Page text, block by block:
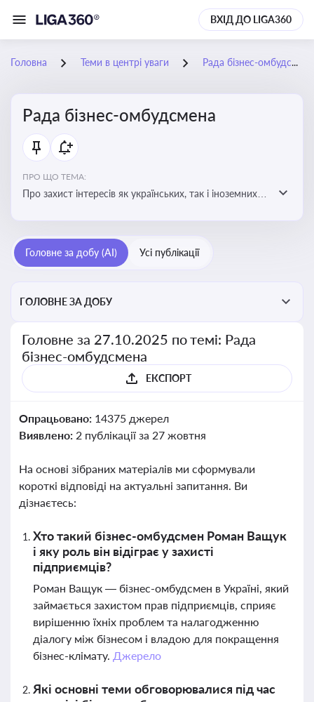
ВХІД ДО LIGA360
Головна Теми в центрі уваги Рада бізнес-омбудсмена
Рада бізнес-омбудсмена
ПРО ЩО ТЕМА:
Про захист інтересів як українських, так і іноземних
Головне за добу (AI) Усі публікації
ГОЛОВНЕ ЗА ДОБУ
Головне за 27.10.2025 по темі: Рада
бізнес-омбудсмена
ЕКСПОРТ
Опрацьовано: 14375 джерел
Виявлено: 2 публікації за 27 жовтня
На основі зібраних матеріалів ми сформували
короткі відповіді на актуальні запитання. Ви
дізнаєтесь:
Хто такий бізнес-омбудсмен Роман Ващук
і яку роль він відіграє у захисті
підприємців?
Роман Ващук — бізнес-омбудсмен в Україні, який
займається захистом прав підприємців, сприяє
вирішенню їхніх проблем та налагодженню
діалогу між бізнесом і владою для покращення
бізнес-клімату. Джерело
Які основні теми обговорювалися під час